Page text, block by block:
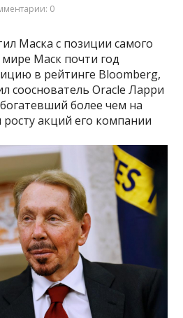
0
Маска с позиции самого
мире Маск почти год
в рейтинге Bloomberg,
сооснователь Oracle Ларри
более чем на
росту акций его компании